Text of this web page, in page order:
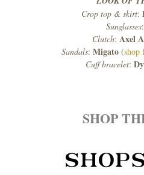
Crop top & skirt:
Sunglasses:
Clutch: Axel
Sandals: Migato(shop
Cuff bracelet:
SHOP